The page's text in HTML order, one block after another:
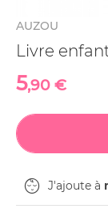
AUZOU
Livre
5,90 €
J'ajoute à